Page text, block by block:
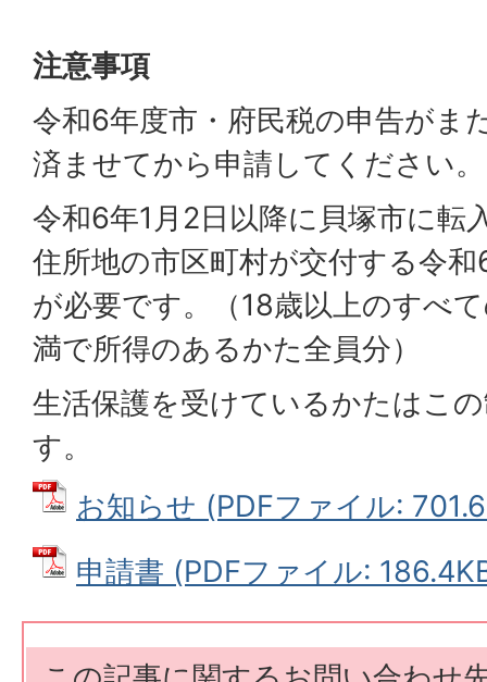
注意事項
令和6年度市・府民税の申告がま
済ませてから申請してください。
令和6年1月2日以降に貝塚市に転
住所地の市区町村が交付する令
が必要です。（18歳以上のすべ
満で所得のあるかた全員分）
生活保護を受けているかたはこ
す。
お知らせ (PDFファイル:
申請書 (PDFファイル: